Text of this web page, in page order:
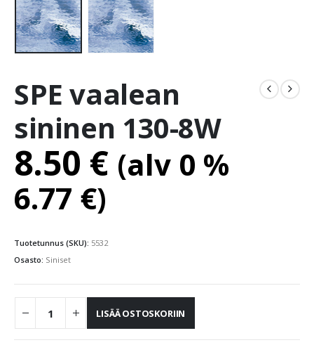
SPE vaalean
sininen 130-8W
8.50 € (alv 0 %
6.77 €)
Tuotetunnus (SKU): 5532
Osasto: Siniset
LISÄÄ OSTOSKORIIN